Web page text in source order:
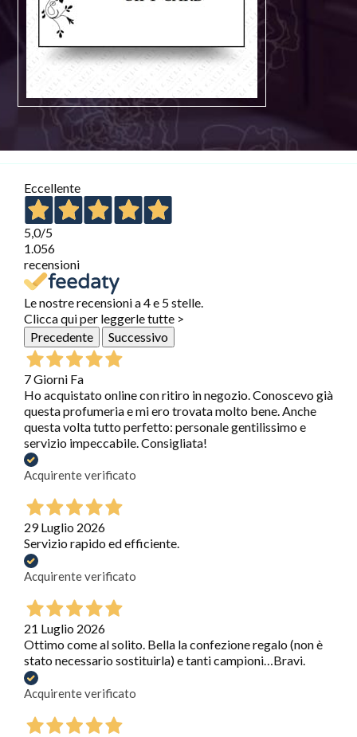
Eccellente
5,0/5
1.056
recensioni
Le nostre recensioni a 4 e 5 stelle.
Clicca qui per leggerle tutte >
Precedente
Successivo
7 Giorni Fa
Ho acquistato online con ritiro in negozio. Conoscevo già
questa profumeria e mi ero trovata molto bene. Anche
questa volta tutto perfetto: personale gentilissimo e
servizio impeccabile. Consigliata!
Acquirente verificato
29 Luglio 2026
Servizio rapido ed efficiente.
Acquirente verificato
21 Luglio 2026
Ottimo come al solito. Bella la confezione regalo (non è
stato necessario sostituirla) e tanti campioni…Bravi.
Acquirente verificato